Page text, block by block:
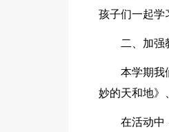
孩子们一起学
二、加强
本学期我
妙的天和地》
在活动中